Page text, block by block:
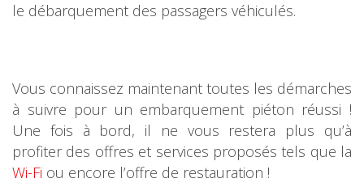
le débarquement des passagers véhiculés.
Vous connaissez maintenant toutes les démarches
à suivre pour un embarquement piéton réussi !
Une fois à bord, il ne vous restera plus qu’à
profiter des offres et services proposés tels que la
Wi-Fi ou encore l’offre de restauration !